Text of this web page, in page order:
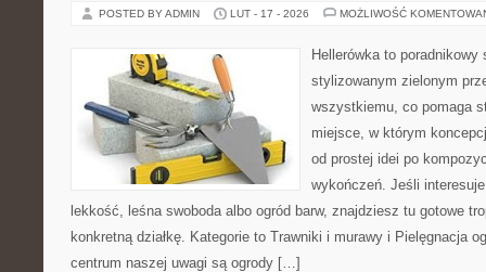
POSTED BY ADMIN LUT - 17 - 2026 MOŻLIWOŚĆ
Hellerówka to poradnikowy
stylizowanym zielonym
wszystkiemu, co pomaga
miejsce, w którym
od prostej idei po
wykończeń. Jeśli
lekkość, leśna swoboda albo ogród barw, znajdziesz tu gotowe
konkretną działkę. Kategorie to Trawniki i murawy i Pielęgnacja
centrum naszej uwagi są ogrody […]